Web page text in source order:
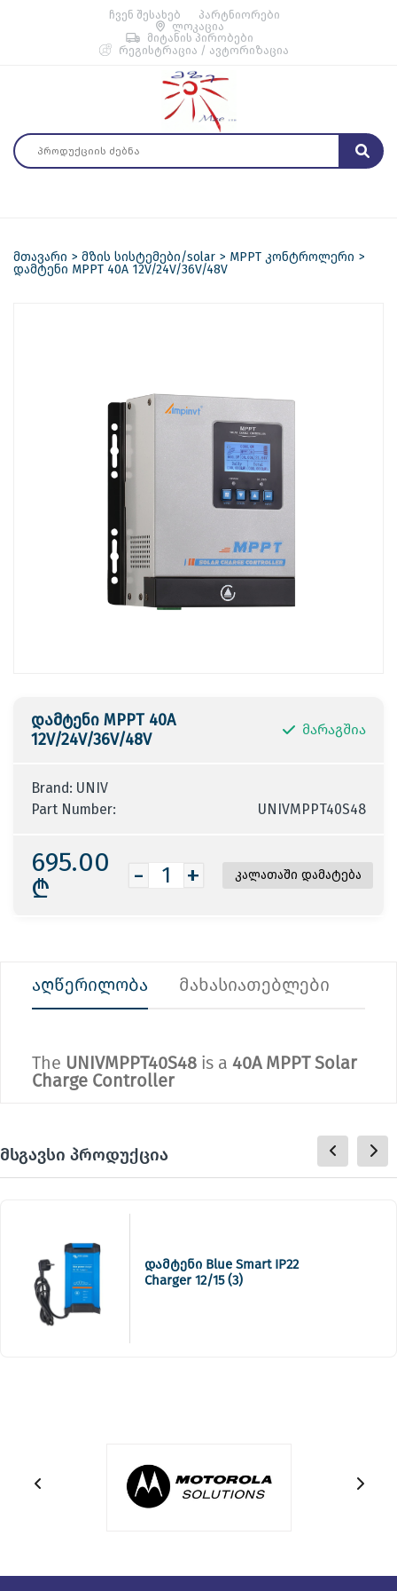
ჩვენ შესახებ
პარტნიორები
ლოკაცია
მიტანის პირობები
რეგისტრაცია / ავტორიზაცია
მთავარი მზის სისტემები/solar
MPPT კონტროლერი
დამტენი MPPT 40A 12V/24V/36V/48V
დამტენი MPPT 40A
12V/24V/36V/48V
მარაგშია
Brand: UNIV
Part Number:
UNIVMPPT40S48
695.00
₾
- +
აღწერილობა მახასიათებლები
The UNIVMPPT40S48 is a 40A MPPT Solar
Charge Controller
მსგავსი პროდუქცია
დამტენი Blue Smart IP22
Charger 12/15 (3)